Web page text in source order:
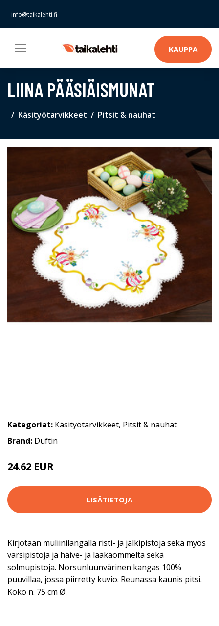
info@taikalehti.fi
KAUPPA
LIINA PÄÄSIÄISMUNAT
Käsityötarvikkeet Pitsit & nauhat
Kategoriat: Käsityötarvikkeet, Pitsit & nauhat
Brand: Duftin
24.62 EUR
LISÄTIETOJA
Kirjotaan muliinilangalla risti- ja jälkipistoja sekä myös
varsipistoja ja häive- ja laakaommelta sekä
solmupistoja. Norsunluunvärinen kangas 100%
puuvillaa, jossa piirretty kuvio. Reunassa kaunis pitsi.
Koko n. 75 cm Ø.